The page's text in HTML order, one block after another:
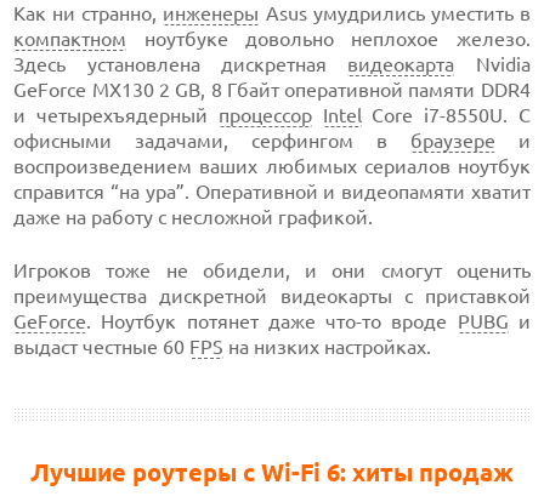
Как ни странно, инженеры Asus умудрились уместить в
компактном ноутбуке довольно неплохое железо.
Здесь установлена дискретная видеокарта Nvidia
GeForce MX130 2 GB, 8 Гбайт оперативной памяти DDR4
и четырехъядерный процессор Intel Core i7-8550U. С
офисными задачами, серфингом в браузере и
воспроизведением ваших любимых сериалов ноутбук
справится “на ура”. Оперативной и видеопамяти хватит
даже на работу с несложной графикой.
Игроков тоже не обидели, и они смогут оценить
преимущества дискретной видеокарты с приставкой
GeForce. Ноутбук потянет даже что-то вроде PUBG и
выдаст честные 60 FPS на низких настройках.
Лучшие роутеры с Wi-Fi 6: хиты продаж